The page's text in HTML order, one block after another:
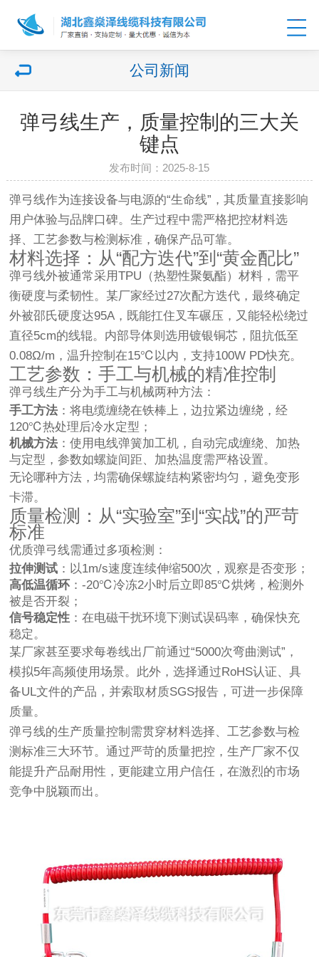
公司新闻
弹弓线生产，质量控制的三大关
键点
发布时间：2025-8-15
弹弓线作为连接设备与电源的“生命线”，其质量直接影响
用户体验与品牌口碑。生产过程中需严格把控材料选
择、工艺参数与检测标准，确保产品可靠。
材料选择：从“配方迭代”到“黄金配比”
弹弓线外被通常采用TPU（热塑性聚氨酯）材料，需平
衡硬度与柔韧性。某厂家经过27次配方迭代，最终确定
外被邵氏硬度达95A，既能扛住叉车碾压，又能轻松绕过
直径5cm的线辊。内部导体则选用镀银铜芯，阻抗低至
0.08Ω/m，温升控制在15℃以内，支持100W PD快充。
工艺参数：手工与机械的精准控制
弹弓线生产分为手工与机械两种方法：
手工方法 ：将电缆缠绕在铁棒上，边拉紧边缠绕，经
120℃热处理后冷水定型；
机械方法 ：使用电线弹簧加工机，自动完成缠绕、加热
与定型，参数如螺旋间距、加热温度需严格设置。
无论哪种方法，均需确保螺旋结构紧密均匀，避免变形
卡滞。
质量检测：从“实验室”到“实战”的严苛
标准
优质弹弓线需通过多项检测：
拉伸测试 ：以1m/s速度连续伸缩500次，观察是否变形；
高低温循环 ：-20℃冷冻2小时后立即85℃烘烤，检测外
被是否开裂；
信号稳定性 ：在电磁干扰环境下测试误码率，确保快充
稳定。
某厂家甚至要求每卷线出厂前通过“5000次弯曲测试”，
模拟5年高频使用场景。此外，选择通过RoHS认证、具
备UL文件的产品，并索取材质SGS报告，可进一步保障
质量。
弹弓线的生产质量控制需贯穿材料选择、工艺参数与检
测标准三大环节。通过严苛的质量把控，生产厂家不仅
能提升产品耐用性，更能建立用户信任，在激烈的市场
竞争中脱颖而出。